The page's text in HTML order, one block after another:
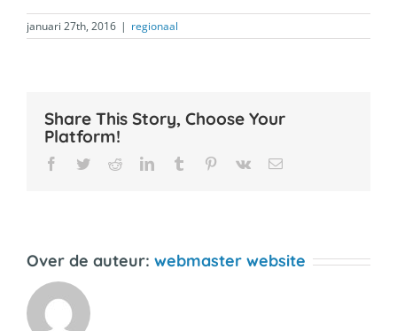
januari 27th, 2016 | regionaal
Share This Story, Choose Your
Platform!
Facebook
TwitterRedditLinkedInTumblr Pinterest
Vk
E-
Over de auteur: webmaster website